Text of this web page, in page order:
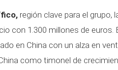
región clave para el grupo,
con 1.300 millones de
en China con un alza en
como timonel de